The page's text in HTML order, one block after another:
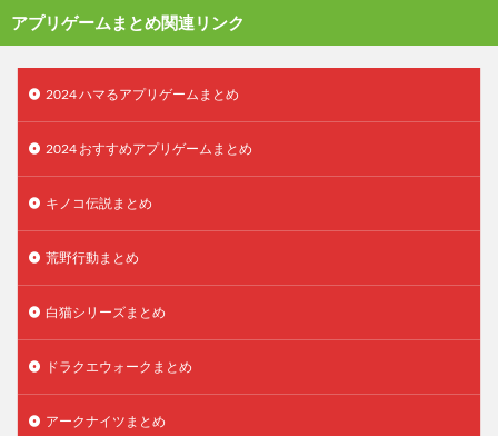
アプリゲームまとめ関連リンク
2024 ハマるアプリゲームまとめ
2024 おすすめアプリゲームまとめ
キノコ伝説まとめ
荒野行動まとめ
白猫シリーズまとめ
ドラクエウォークまとめ
アークナイツまとめ